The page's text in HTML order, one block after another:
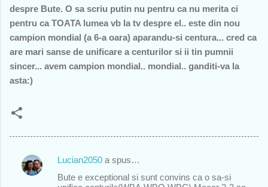
despre Bute. O sa scriu putin nu pentru ca nu merita ci
pentru ca TOATA lumea vb la tv despre el.. este din nou
campion mondial (a 6-a oara) aparandu-si centura... cred ca
are mari sanse de unificare a centurilor si ii tin pumnii
sincer... avem campion mondial.. mondial.. ganditi-va la
asta:)
C
Lucian2050 a spus…
Bute e exceptional si sunt convins ca o sa-si